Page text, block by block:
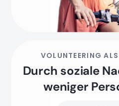
VOLUNTEERING
Durch soziale
weniger